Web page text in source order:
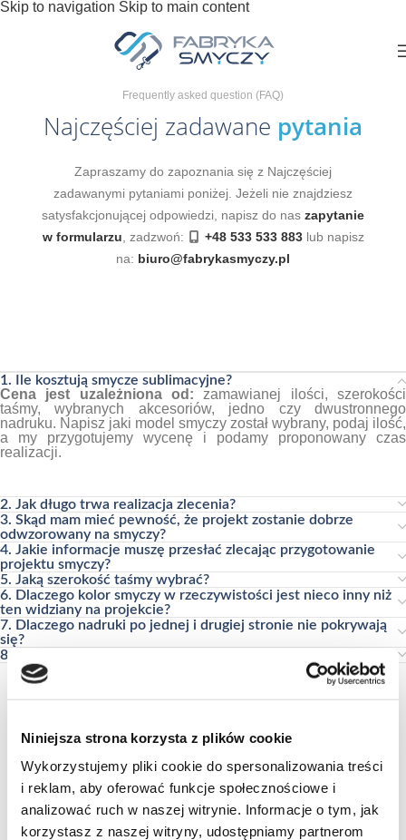
Niniejsza strona korzysta z plików cookie
Wykorzystujemy pliki cookie do spersonalizowania treści
i reklam, aby oferować funkcje społecznościowe i
analizować ruch w naszej witrynie. Informacje o tym, jak
korzystasz z naszej witryny, udostępniamy partnerom
Skip to navigation Skip to main content
Frequently asked question (FAQ)
Najczęściej zadawane pytania
Zapraszamy do zapoznania się z Najczęściej
zadawanymi pytaniami poniżej. Jeżeli nie znajdziesz
satysfakcjonującej odpowiedzi, napisz do nas zapytanie
w formularzu , zadzwoń: +48 533 533 883lub napisz
na: biuro@fabrykasmyczy.pl
1. Ile kosztują smycze sublimacyjne?
Cena jest uzależniona od: zamawianej ilości, szerokości
taśmy, wybranych akcesoriów, jedno czy dwustronnego
nadruku. Napisz jaki model smyczy został wybrany, podaj ilość,
a my przygotujemy wycenę i podamy proponowany czas
realizacji.
2. Jak długo trwa realizacja zlecenia?
3. Skąd mam mieć pewność, że projekt zostanie dobrze
odwzorowany na smyczy?
4. Jakie informacje muszę przesłać zlecając przygotowanie
projektu smyczy?
5. Jaką szerokość taśmy wybrać?
6. Dlaczego kolor smyczy w rzeczywistości jest nieco inny niż
ten widziany na projekcie?
7. Dlaczego nadruki po jednej i drugiej stronie nie pokrywają
się?
8. Masz inne pytania?